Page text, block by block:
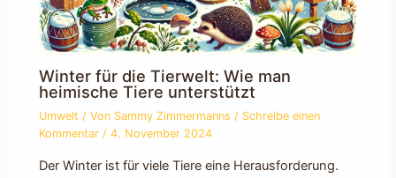
Winter für die Tierwelt: Wie man
heimische Tiere unterstützt
Umwelt / Von Sammy Zimmermanns / Schreibe einen
Kommentar /4. November 2024
Der Winter ist für viele Tiere eine Herausforderung.